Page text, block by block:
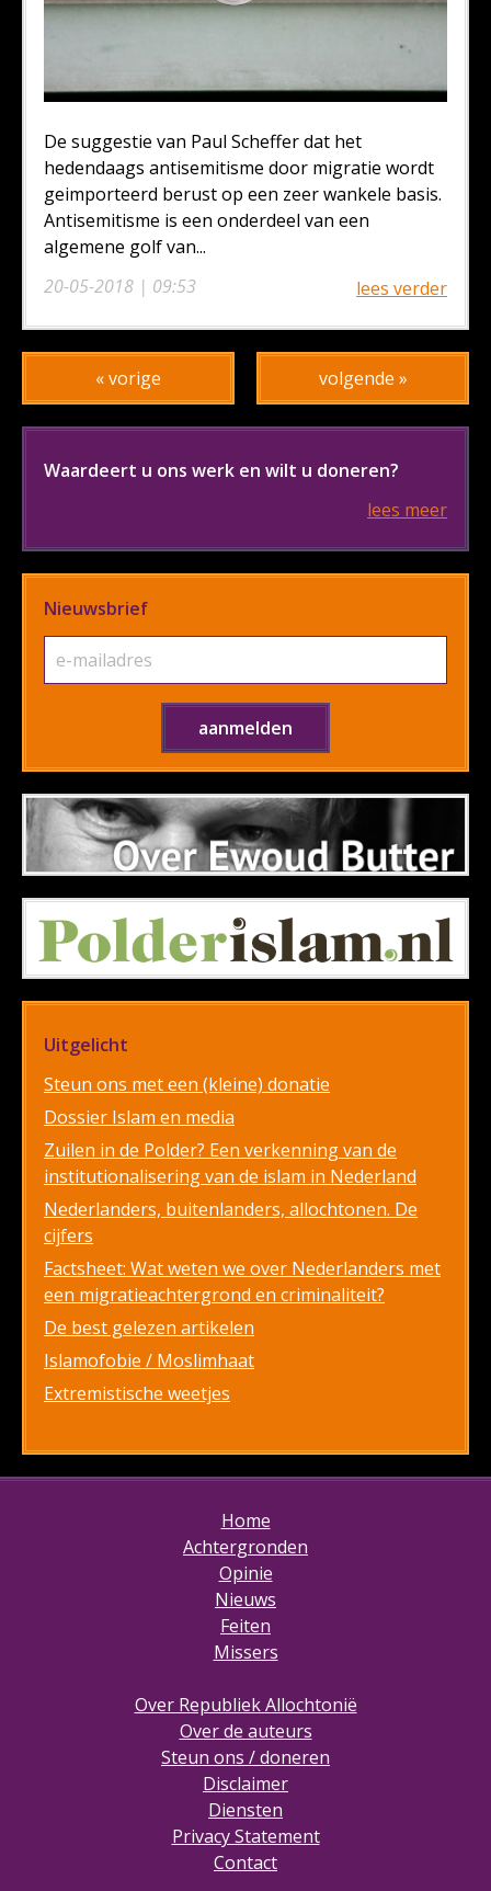
20-05-2018 | 09:53
De suggestie van Paul Scheffer dat het
hedendaags antisemitisme door migratie wordt
geimporteerd berust op een zeer wankele basis.
Antisemitisme is een onderdeel van een
algemene golf van...
lees verder
« vorige volgende »
Waardeert u ons werk en wilt u doneren?
lees meer
Nieuwsbrief
Uitgelicht
Steun ons met een (kleine) donatie
Dossier Islam en media
Zuilen in de Polder? Een verkenning van de
institutionalisering van de islam in Nederland
Nederlanders, buitenlanders, allochtonen. De
cijfers
Factsheet: Wat weten we over Nederlanders met
een migratieachtergrond en criminaliteit?
De best gelezen artikelen
Islamofobie / Moslimhaat
Extremistische weetjes
Home
Achtergronden
Opinie
Nieuws
Feiten
Missers
Over Republiek Allochtonië
Over de auteurs
Steun ons / doneren
Disclaimer
Diensten
Privacy Statement
Contact